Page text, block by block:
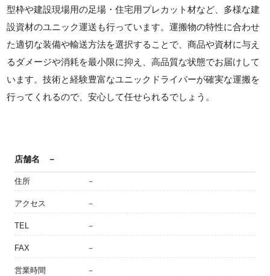
型枠や建設現場用の足場・住宅用プレカット材など、多様な建
設資材のユニック運送も行っています。運搬物の特性に合わせ
た適切な装備や輸送方法を選択することで、商品や資材に与え
るダメージや消耗を最小限に抑え、高品質な状態でお届けして
います。技術と経験豊富なユニックドライバーが確実な運搬を
行ってくれるので、安心して任せられるでしょう。
店舗名 －
住所 －
アクセス －
TEL －
FAX －
営業時間 －